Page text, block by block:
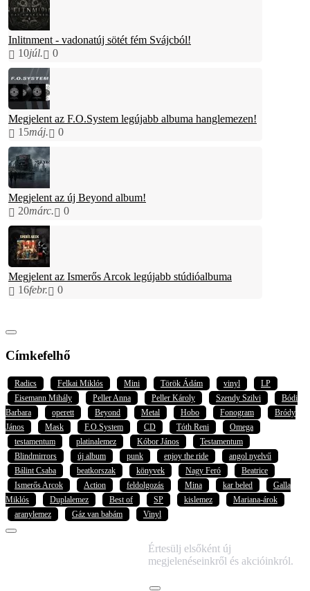
Inlitnment - vadonatúj sötét fém Svájcból!
10júl. 0
Megjelent az F.O.System legújabb albuma hanglemezen!
15máj. 0
Megjelent az új Beyond album!
20márc. 0
Megjelent az Ismerős Arcok legújabb stúdióalbuma
16febr. 0
Címkefelhő
Radics Felkai Miklós Mini Török Ádám vinyl
LP
Eisemann Mihály
Peller Anna Peller Károly Szendy Szilvi
Bódi
Barbara
operett Beyond Metal Hobo Fonogram
Bródy
János
Mask F.O.System CD Tóth Reni
Omega
testamentum
platinalemez Kóbor János
Testamentum
Blindmirrors
új album punk enjoy the ride
angol nyelvű
Bálint Csaba
beatkorszak könyvek Nagy Feró
Beatrice
Ismerős Arcok
Action feldolgozás Mina kar beled
Galla
Miklós
Duplalemez Best of SP kislemez
Mariana-árok
aranylemez
Gáz van babám Vinyl
Értesülj elsőként új
megjelenéseinkről és akcióinkról.